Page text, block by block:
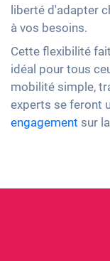
liberté d'adapter
à vos besoins.
Cette flexibilité
idéal pour tous
mobilité simple,
experts se feront
engagement sur